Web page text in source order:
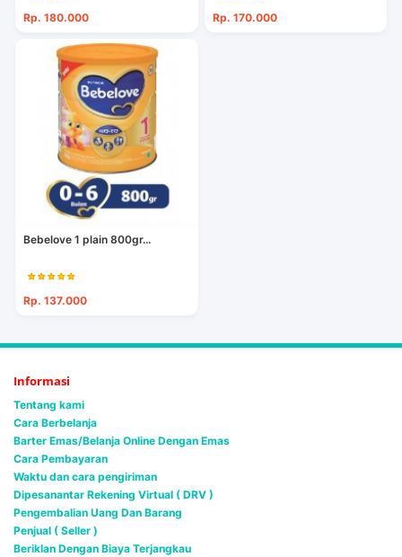
Rp. 180.000 Rp. 170.000
Bebelove 1 plain 800gr...
Rp. 137.000
Informasi
Tentang kami
Cara Berbelanja
Barter Emas/Belanja Online Dengan Emas
Cara Pembayaran
Waktu dan cara pengiriman
Dipesanantar Rekening Virtual ( DRV )
Pengembalian Uang Dan Barang
Penjual ( Seller )
Beriklan Dengan Biaya Terjangkau